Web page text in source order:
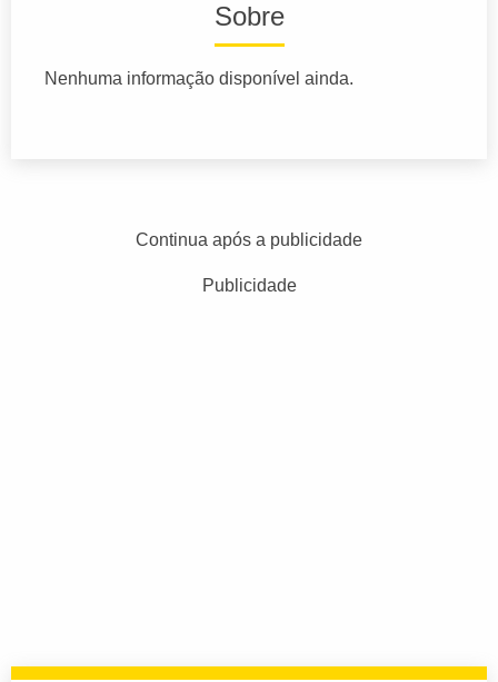
Sobre
Nenhuma informação disponível ainda.
Continua após a publicidade
Publicidade